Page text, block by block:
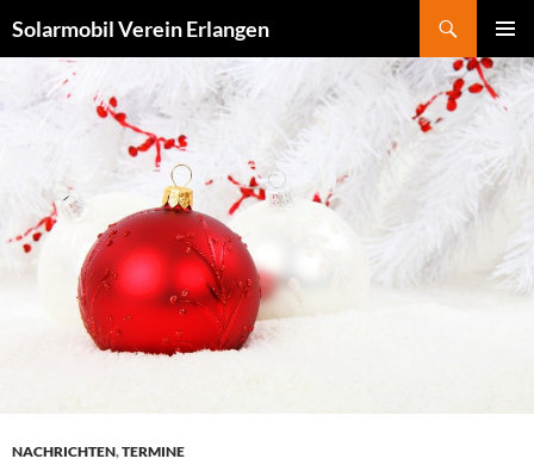
Inhalt
springen
Solarmobil Verein Erlangen
MENÜ
NACHRICHTEN,TERMINE